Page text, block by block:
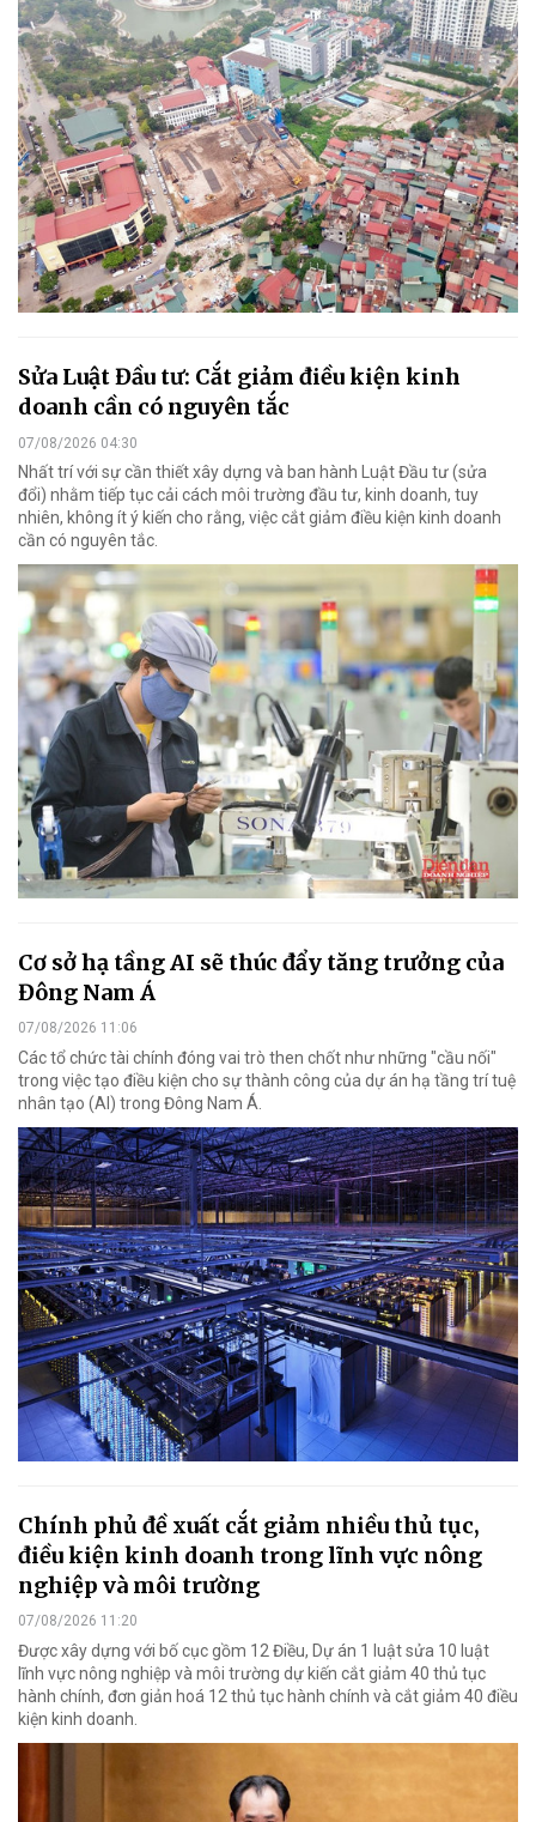
Sửa Luật Đầu tư: Cắt giảm điều kiện kinh
doanh cần có nguyên tắc
07/08/2026 04:30
Nhất trí với sự cần thiết xây dựng và ban hành Luật Đầu tư (sửa
đổi) nhằm tiếp tục cải cách môi trường đầu tư, kinh doanh, tuy
nhiên, không ít ý kiến cho rằng, việc cắt giảm điều kiện kinh doanh
cần có nguyên tắc.
Cơ sở hạ tầng AI sẽ thúc đẩy tăng trưởng của
Đông Nam Á
07/08/2026 11:06
Các tổ chức tài chính đóng vai trò then chốt như những "cầu nối"
trong việc tạo điều kiện cho sự thành công của dự án hạ tầng trí tuệ
nhân tạo (AI) trong Đông Nam Á.
Chính phủ đề xuất cắt giảm nhiều thủ tục,
điều kiện kinh doanh trong lĩnh vực nông
nghiệp và môi trường
07/08/2026 11:20
Được xây dựng với bố cục gồm 12 Điều, Dự án 1 luật sửa 10 luật
lĩnh vực nông nghiệp và môi trường dự kiến cắt giảm 40 thủ tục
hành chính, đơn giản hoá 12 thủ tục hành chính và cắt giảm 40 điều
kiện kinh doanh.